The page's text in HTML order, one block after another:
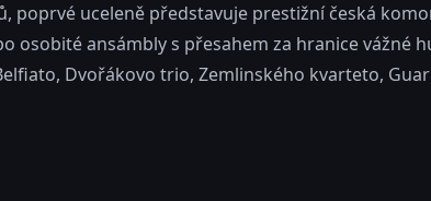
poprvé uceleně představuje prestižní česká
osobité ansámbly s přesahem za hranice vážné
Dvořákovo trio, Zemlinského kvarteto,